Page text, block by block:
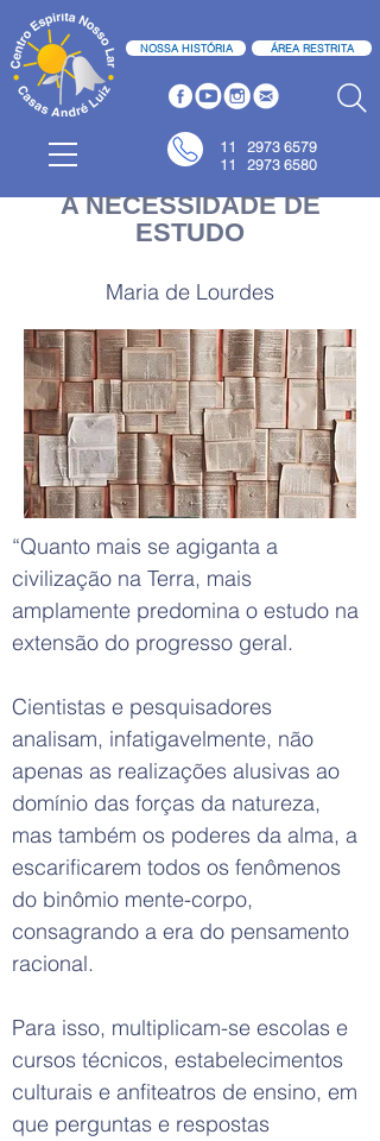
NOSSA HISTÓRIA ÁREA RESTRITA
11 2973 6579
11 2973 6580
A NECESSIDADE DE
ESTUDO
Maria de Lourdes
“Quanto mais se agiganta a
civilização na Terra, mais
amplamente predomina o estudo na
extensão do progresso geral.
Cientistas e pesquisadores
analisam, infatigavelmente, não
apenas as realizações alusivas ao
domínio das forças da natureza,
mas também os poderes da alma, a
escarificarem todos os fenômenos
do binômio mente-corpo,
consagrando a era do pensamento
racional.
Para isso, multiplicam-se escolas e
cursos técnicos, estabelecimentos
culturais e anfiteatros de ensino, em
que perguntas e respostas